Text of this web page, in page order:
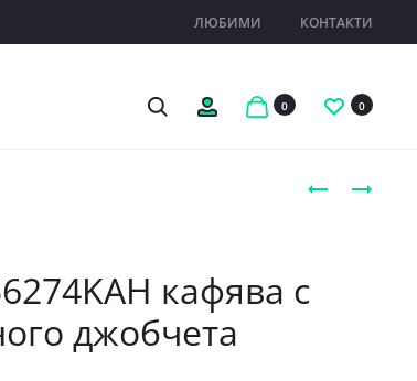
ЛЮБИМИ КОНТАКТИ
Search Профил 0 0
ЧАНТА
ДАМСКА
кафява с
джобчета